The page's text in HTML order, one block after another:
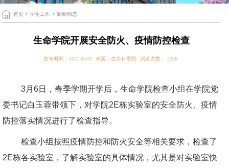
首页 > 学生工作 > 新闻动态
生命学院开展安全防火、疫情防控检查
发布时间：2021-03-07 来源：生命科学院 浏览次数： 2330
3月 6日，春季学期开学后，生命学院检查小组在学院党
委书记白玉蓉带领下，对学院2E栋实验室的安全防火、疫情
防控落实情况进行了检查指导。
检查小组按照疫情防控和防火安全等相关要求，检查了
2E栋各实验室，了解实验室的具体情况，尤其是对实验室快